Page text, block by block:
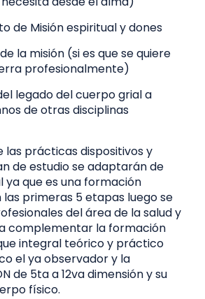
de Misión espiritual y dones
la misión (si es que se quiere
profesionalmente)
legado del cuerpo grial a
de otras disciplinas
las prácticas dispositivos y
de estudio se adaptarán de
ya que es una formación
primeras 5 etapas luego se
del área de la salud y
complementar la formación
integral teórico y práctico
el ya observador y la
de 5ta a 12va dimensión y su
físico.